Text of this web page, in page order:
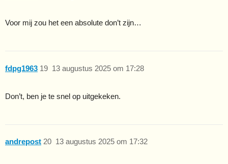
Voor mij zou het een absolute don’t zijn…
fdpg1963 13 augustus 2025 om 17:28
19
Don’t, ben je te snel op uitgekeken.
andrepost 13 augustus 2025 om 17:32
20